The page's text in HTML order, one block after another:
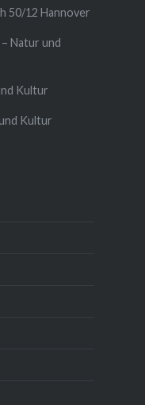
50/12 Hannover
Natur und
Kultur
Kultur